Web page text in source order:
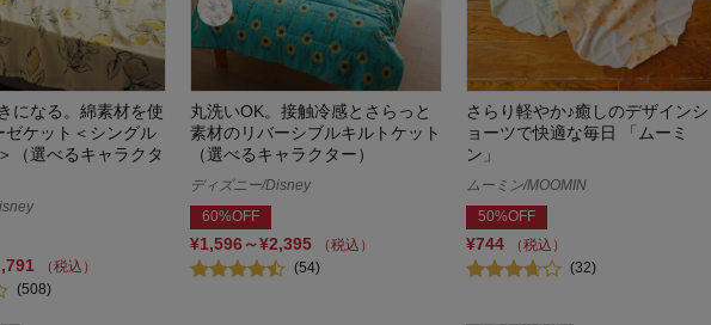
になる。綿素材を使
ゼケット＜シングル
（選べるキャラクタ
（税込）
(508)
丸洗いOK。接触冷感とさらっと
素材のリバーシブルキルトケット
（選べるキャラクター）
ディズニー/Disney
60%OFF
¥1,596～¥2,395
（税込）
(54)
さらり軽やか♪癒しのデザインシ
ョーツで快適な毎日 「ムーミ
ン」
ムーミン/MOOMIN
50%OFF
¥744
（税込）
(32)